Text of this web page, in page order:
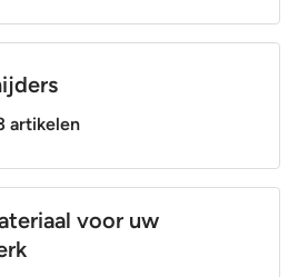
artikelen
voor uw